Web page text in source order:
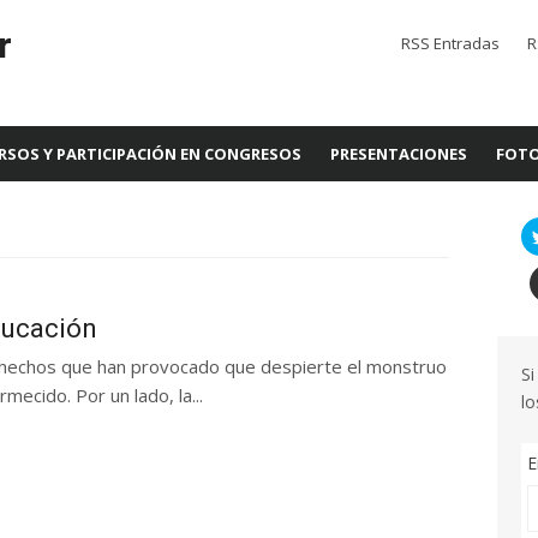
RSS Entradas
Y PARTICIPACIÓN EN CONGRESOS PRESENTACIONES
que han provocado que despierte el monstruo
Por un lado, la...